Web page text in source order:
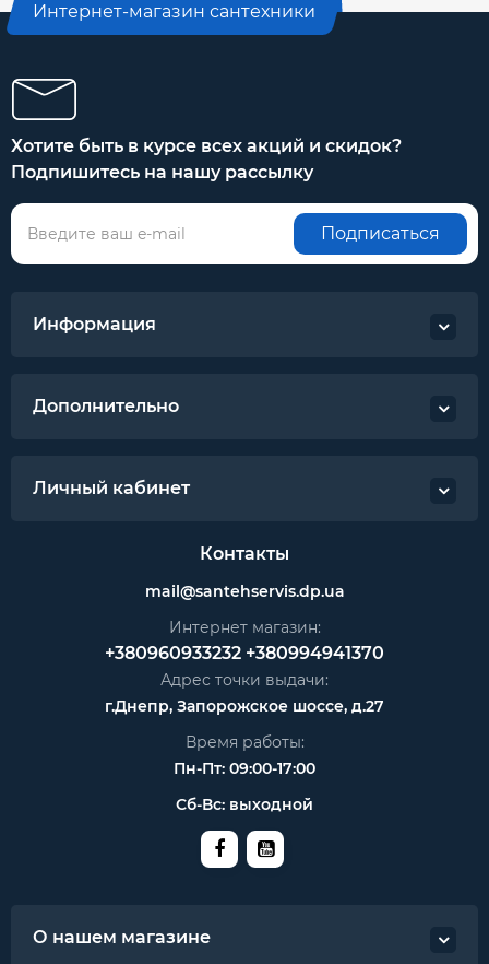
Интернет-магазин сантехники
Хотите быть в курсе всех акций и скидок?
Подпишитесь на нашу рассылку
Подписаться
Информация
Дополнительно
Личный кабинет
Контакты
mail@santehservis.dp.ua
Интернет магазин:
+380960933232 +380994941370
Адрес точки выдачи:
г.Днепр, Запорожское шоссе, д.27
Время работы:
Пн-Пт: 09:00-17:00
Сб-Вс: выходной
О нашем магазине